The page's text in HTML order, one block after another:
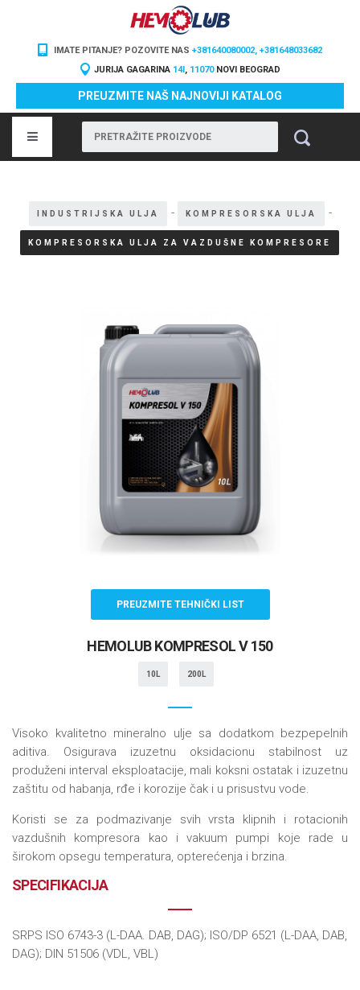
IMATE PITANJE? POZOVITE NAS +381640080002, +381648033682
JURIJA GAGARINA 14I, 11070 NOVI BEOGRAD
PREUZMITE NAŠ NAJNOVIJI KATALOG
INDUSTRIJSKA ULJA - KOMPRESORSKA ULJA -
KOMPRESORSKA ULJA ZA VAZDUŠNE KOMPRESORE
PREUZMITE TEHNIČKI LIST
HEMOLUB KOMPRESOL V 150
10L 200L
Visoko kvalitetno mineralno ulje sa dodatkom bezpepelnih
aditiva. Osigurava izuzetnu oksidacionu stabilnost uz
produženi interval eksploatacije, mali koksni ostatak i izuzetnu
zaštitu od habanja, rđe i korozije čak i u prisustvu vode.
Koristi se za podmazivanje svih vrsta klipnih i rotacionih
vazdušnih kompresora kao i vakuum pumpi koje rade u
širokom opsegu temperatura, opterećenja i brzina.
SPECIFIKACIJA
SRPS ISO 6743-3 (L-DAA. DAB, DAG); ISO/DP 6521 (L-DAA, DAB,
DAG); DIN 51506 (VDL, VBL)